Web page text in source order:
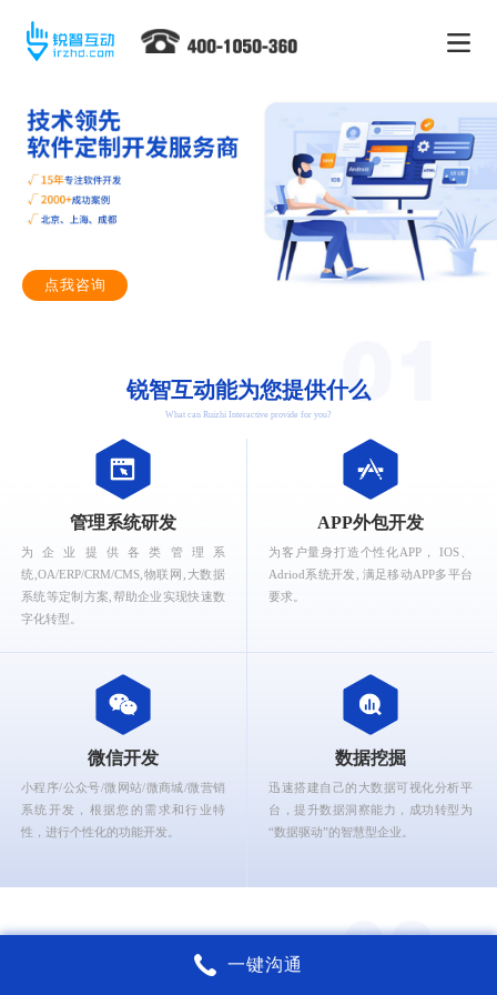
点我咨询
锐智互动能为您提供什么
What can Ruizhi Interactive provide for you?
管理系统研发
为企业提供各类管理系
统,OA/ERP/CRM/CMS,物联网,大数据
系统等定制方案,帮助企业实现快速数
字化转型。
APP外包开发
为客户量身打造个性化APP， IOS、
Adriod系统开发, 满足移动APP多平台
要求。
微信开发
小程序/公众号/微网站/微商城/微营销
系统开发，根据您的需求和行业特
性，进行个性化的功能开发。
数据挖掘
迅速搭建自己的大数据可视化分析平
台，提升数据洞察能力，成功转型为
“数据驱动”的智慧型企业。
锐智互动核心能力
一键沟通